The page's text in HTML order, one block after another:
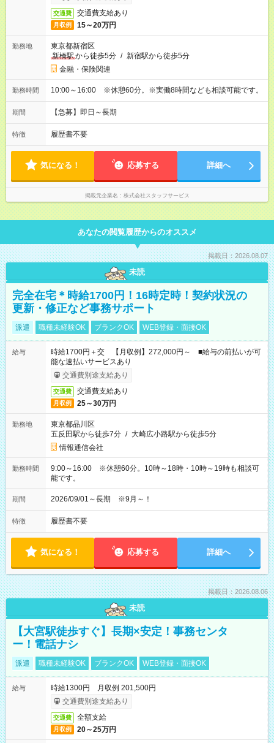
交通費 交通費支給あり
月収例 15～20万円
勤務地
東京都新宿区
新橋駅から徒歩5分 / 新宿駅から徒歩5分
金融・保険関連
勤務時間 10:00～16:00 ※休憩60分。※実働8時間なども相談可能です。
期間 【急募】即日～長期
特徴 履歴書不要
気になる！ 応募する 詳細へ
掲載元企業名 株式会社スタッフサービス
あなたの閲覧履歴からのオススメ
掲載日：2026.08.07
未読
完全在宅＊時給1700円！16時定時！契約状況の
更新・修正など事務サポート
派遣 職種未経験OK ブランクOK WEB登録・面接OK
給与
時給1700円＋交 【月収例】272,000円～ ■給与の前払いが可
能な速払いサービスあり
交通費別途支給あり
交通費 交通費支給あり
月収例 25～30万円
勤務地
東京都品川区
五反田駅から徒歩7分 / 大崎広小路駅から徒歩5分
情報通信会社
勤務時間
9:00～16:00 ※休憩60分。10時～18時・10時～19時も相談可
能です。
期間 2026/09/01～長期 ※9月～！
特徴 履歴書不要
気になる！ 応募する 詳細へ
掲載日：2026.08.06
未読
【大宮駅徒歩すぐ】長期×安定！事務センタ
ー！電話ナシ
派遣 職種未経験OK ブランクOK WEB登録・面接OK
給与
時給1300円 月収例 201,500円
交通費別途支給あり
交通費 全額支給
月収例 20～25万円